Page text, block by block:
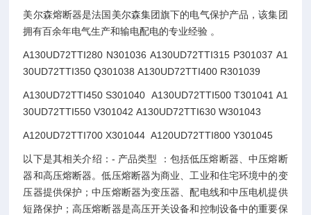
美尔森熔断器是法国美尔森集团旗下的电气保护产品，该集团
拥有百余年电气生产和输电配电的专业经验 。
A130UD72TTI280 N301036 A130UD72TTI315 P301037 A1
30UD72TTI350 Q301038 A130UD72TTI400 R301039
A130UD72TTI450 S301040 A130UD72TTI500 T301041 A1
30UD72TTI550 V301042 A130UD72TTI630 W301043
A120UD72TTI700 X301044 A120UD72TTI800 Y301045
以下是其相关介绍：- 产品类型 ：包括低压熔断器、中压熔断
器和高压熔断器。低压熔断器为商业、工业和住宅环境中的变
压器提供保护；中压熔断器为变压器、配电线和中压电机提供
短路保护；高压熔断器是高压开关设备和控制设备中的重要保